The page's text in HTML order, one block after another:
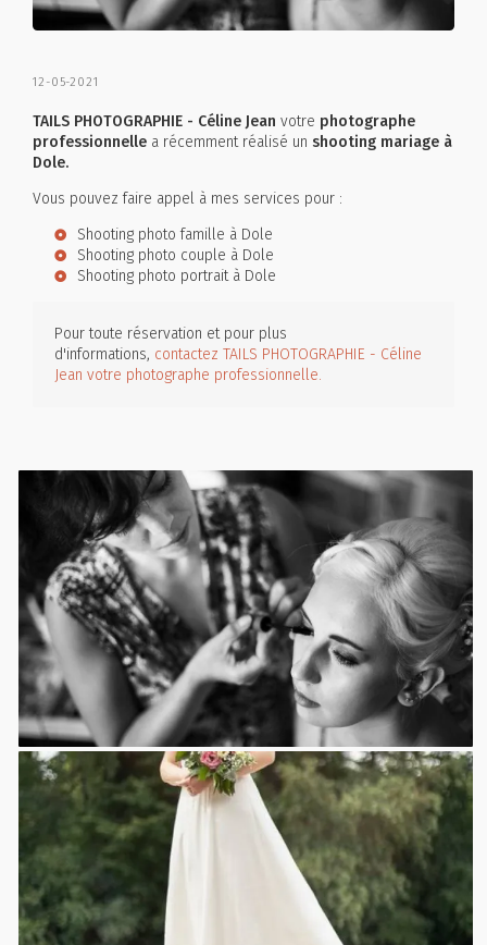
12-05-2021
TAILS PHOTOGRAPHIE - Céline Jean votre photographe
professionnelle a récemment réalisé un shooting mariage à
Dole.
Vous pouvez faire appel à mes services pour :
Shooting photo famille à Dole
Shooting photo couple à Dole
Shooting photo portrait à Dole
Pour toute réservation et pour plus
d'informations, contactez TAILS PHOTOGRAPHIE - Céline
Jean votre photographe professionnelle.